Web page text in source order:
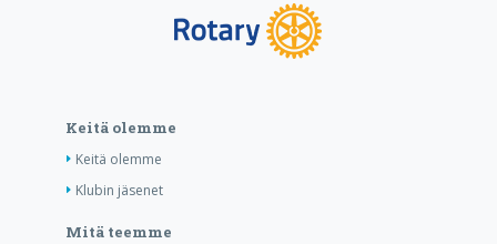
Keitä olemme
Keitä olemme
Klubin jäsenet
Mitä teemme